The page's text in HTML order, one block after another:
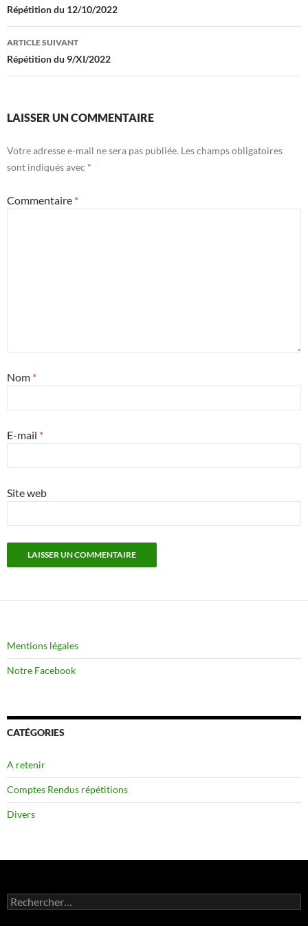
des
articles
Répétition du 12/10/2022
ARTICLE SUIVANT
Répétition du 9/XI/2022
LAISSER UN COMMENTAIRE
Votre adresse e-mail ne sera pas publiée. Les champs obligatoires
sont indiqués avec *
Commentaire *
Nom *
E-mail *
Site web
Mentions légales
Notre Facebook
CATÉGORIES
A retenir
Comptes Rendus répétitions
Divers
Rechercher :